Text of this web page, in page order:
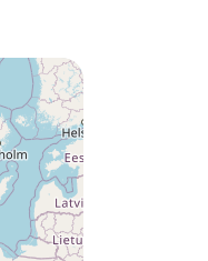
auf die :
L'Argentière ?
Sie